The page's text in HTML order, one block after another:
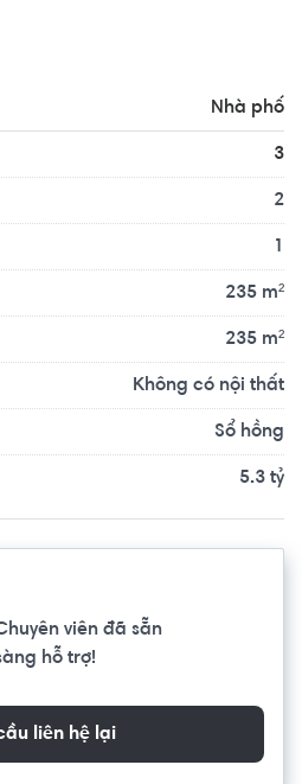
Gò Vấp khoảng 3km, cách
Nhà phố
3
2
1
235 m²
235 m²
Không có nội thất
Sổ hồng
5.3 tỷ
viên đã sẵn
hỗ trợ!
liên hệ lại